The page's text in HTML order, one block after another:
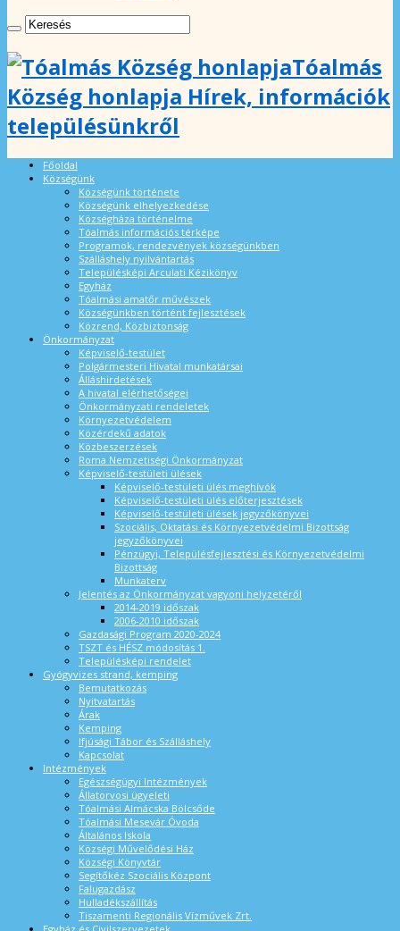
Tóalmás
Község honlapja Hírek, információk
településünkről
Főoldal
Községünk
Községünk története
Községünk elhelyezkedése
Községháza történelme
Tóalmás információs térképe
Programok, rendezvények községünkben
Szálláshely nyilvántartás
Településképi Arculati Kézikönyv
Egyház
Tóalmási amatőr művészek
Községünkben történt fejlesztések
Közrend, Közbiztonság
Önkormányzat
Képviselő-testület
Polgármesteri Hivatal munkatársai
Álláshirdetések
A hivatal elérhetőségei
Önkormányzati rendeletek
Környezetvédelem
Közérdekű adatok
Közbeszerzések
Roma Nemzetiségi Önkormányzat
Képviselő-testületi ülések
Képviselő-testületi ülés meghívók
Képviselő-testületi ülés előterjesztések
Képviselő-testületi ülések jegyzőkönyvei
Szociális, Oktatási és Környezetvédelmi Bizottság
jegyzőkönyvei
Pénzügyi, Településfejlesztési és Környezetvédelmi
Bizottság
Munkaterv
Jelentés az Önkormányzat vagyoni helyzetéről
2014-2019 időszak
2006-2010 időszak
Gazdasági Program 2020-2024
TSZT és HÉSZ módosítás 1.
Településképi rendelet
Gyógyvizes strand, kemping
Bemutatkozás
Nyitvatartás
Árak
Kemping
Ifjúsági Tábor és Szálláshely
Kapcsolat
Intézmények
Egészségügyi Intézmények
Állatorvosi ügyeleti
Tóalmási Almácska Bölcsőde
Tóalmási Mesevár Óvoda
Általános Iskola
Községi Művelődési Ház
Községi Könyvtár
Segítőkéz Szociális Központ
Falugazdász
Hulladékszállítás
Tiszamenti Regionális Vízművek Zrt.